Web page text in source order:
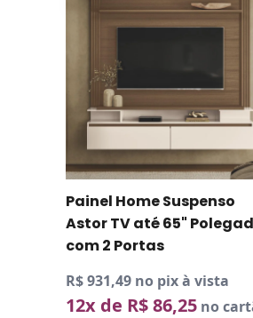
Painel Home Suspenso
Astor TV até 65"
com 2 Portas
R$ 931,49 no pix à vista
12x de R$ 86,25no